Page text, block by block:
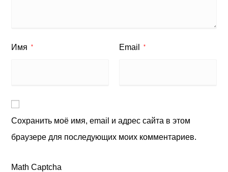
Имя * Email *
Сохранить моё имя, email и адрес сайта в этом
браузере для последующих моих комментариев.
Math Captcha